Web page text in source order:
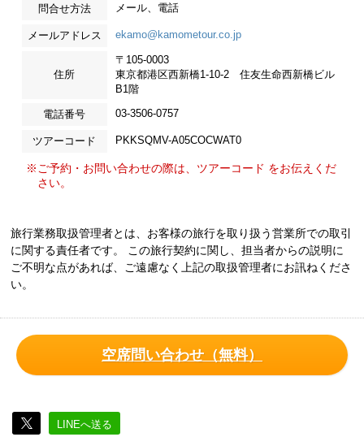
問合せ方法 メール、電話
メールアドレス ekamo@kamometour.co.jp
住所
〒105-0003
東京都港区西新橋1-10-2 住友生命西新橋ビル
B1階
電話番号 03-3506-0757
ツアーコード PKKSQMV-A05COCWAT0
※ご予約・お問い合わせの際は、ツアーコード をお伝えくだ
さい。
旅行業務取扱管理者とは、お客様の旅行を取り扱う営業所での取引
に関する責任者です。 この旅行契約に関し、担当者からの説明に
ご不明な点があれば、ご遠慮なく上記の取扱管理者にお訊ねくださ
い。
空席問い合わせ（無料）
LINEへ送る